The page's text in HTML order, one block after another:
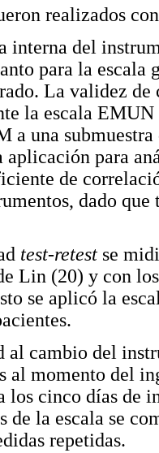
realizados
interna del
para la escala
La validez
la escala
a una
aplicación para
de
dado
test-retest se
Lin (20) y con
se aplicó la
al cambio del
al momento del
los cinco días de
de la escala se
repetidas.